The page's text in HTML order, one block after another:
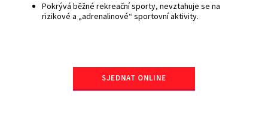
Pokrývá běžné rekreační sporty, nevztahuje se na
rizikové a „adrenalinové“ sportovní aktivity.
SJEDNAT ONLINE